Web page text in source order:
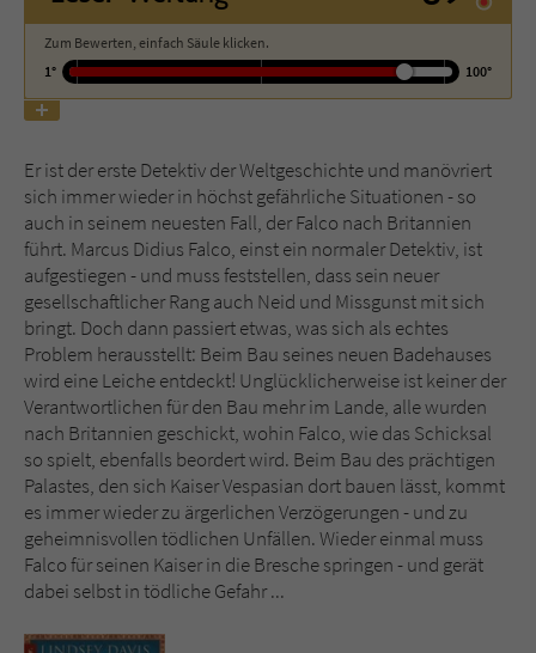
Zum Bewerten, einfach Säule klicken.
1°
100°
Er ist der erste Detektiv der Weltgeschichte und manövriert
sich immer wieder in höchst gefährliche Situationen - so
auch in seinem neuesten Fall, der Falco nach Britannien
führt. Marcus Didius Falco, einst ein normaler Detektiv, ist
aufgestiegen - und muss feststellen, dass sein neuer
gesellschaftlicher Rang auch Neid und Missgunst mit sich
bringt. Doch dann passiert etwas, was sich als echtes
Problem herausstellt: Beim Bau seines neuen Badehauses
wird eine Leiche entdeckt! Unglücklicherweise ist keiner der
Verantwortlichen für den Bau mehr im Lande, alle wurden
nach Britannien geschickt, wohin Falco, wie das Schicksal
so spielt, ebenfalls beordert wird. Beim Bau des prächtigen
Palastes, den sich Kaiser Vespasian dort bauen lässt, kommt
es immer wieder zu ärgerlichen Verzögerungen - und zu
geheimnisvollen tödlichen Unfällen. Wieder einmal muss
Falco für seinen Kaiser in die Bresche springen - und gerät
dabei selbst in tödliche Gefahr ...
Name tx_pwcomments_ahash
Laufzeit 1 Jahr
Zweck Cookie für Kommentare einzelner Buchtitel
Name fe_typo_user
Anbieter Literatur-Couch Medien GmbH & Co. KG
Laufzeit Session
Zweck
Dieses Cookie gewährleistet die
Kommunikation der Webseite mit dem
Benutzer. Es wird benötigt um z. B. den
Sicherheitscode des Kontaktformulars zu
überprüfen.